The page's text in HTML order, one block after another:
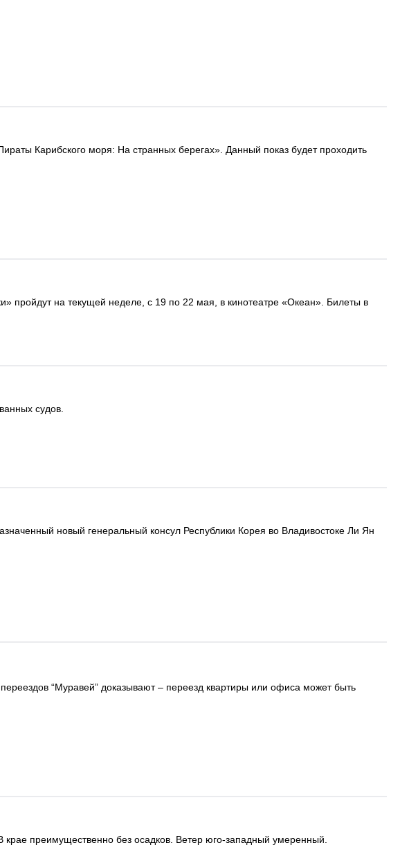
Карибского моря: На странных берегах». Данный показ будет проходить
пройдут на текущей неделе, с 19 по 22 мая, в кинотеатре «Океан». Билеты в
судов.
новый генеральный консул Республики Корея во Владивостоке Ли Ян
“Муравей” доказывают – переезд квартиры или офиса может быть
преимущественно без осадков. Ветер юго-западный умеренный.